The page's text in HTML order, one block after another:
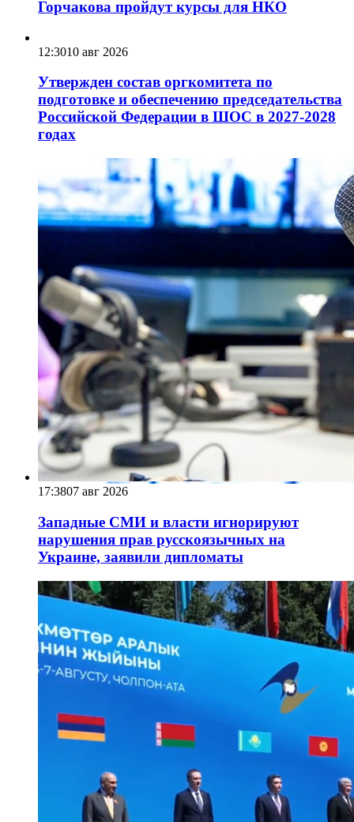
Горчакова пройдут курсы для НКО
12:3010 авг 2026
Утвержден состав оргкомитета по
подготовке и обеспечению председательства
Российской Федерации в ШОС в 2027-2028
годах
17:3807 авг 2026
Западные СМИ и власти игнорируют
нарушения прав русскоязычных на
Украине, заявили дипломаты